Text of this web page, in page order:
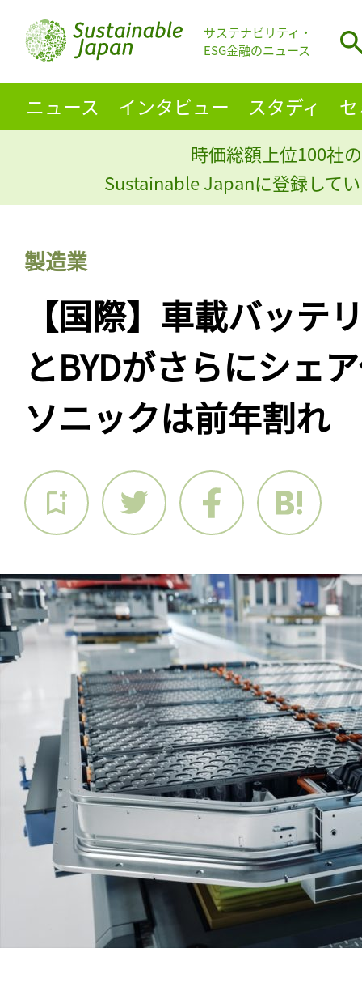
サステナビリティ・
ESG金融のニュース
ニュース インタビュー スタディ
時価総額上位100社
Sustainable Japanに登録して
製造業
【国際】車載バッテ
とBYDがさらにシェ
ソニックは前年割れ